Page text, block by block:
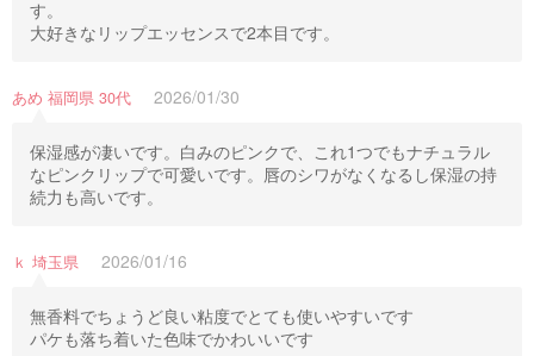
す。
大好きなリップエッセンスで2本目です。
あめ 福岡県 30代 2026/01/30
保湿感が凄いです。白みのピンクで、これ1つでもナチュラル
なピンクリップで可愛いです。唇のシワがなくなるし保湿の持
続力も高いです。
ｋ 埼玉県 2026/01/16
無香料でちょうど良い粘度でとても使いやすいです
パケも落ち着いた色味でかわいいです